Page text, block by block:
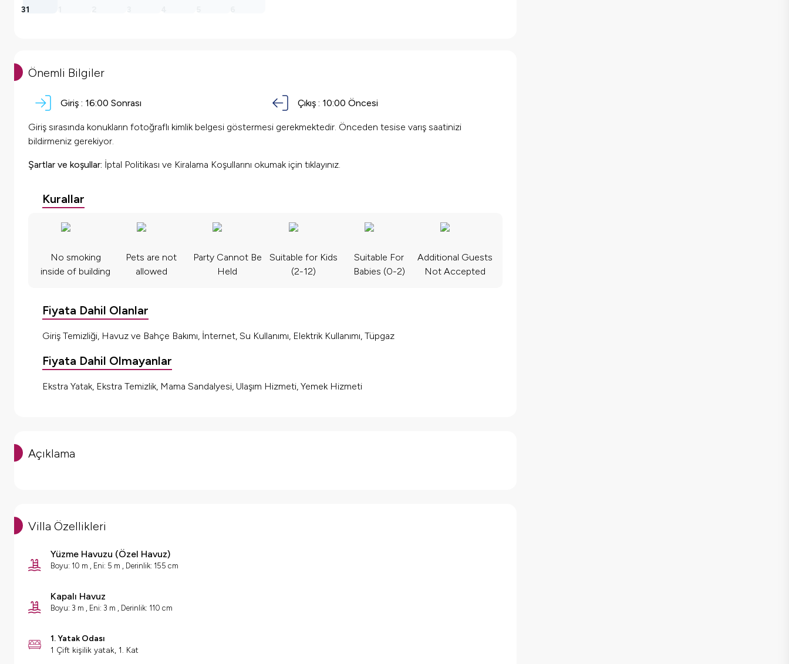
31
Önemli Bilgiler
Giriş : 16:00 Sonrası Çıkış : 10:00 Öncesi
Giriş sırasında konukların fotoğraflı kimlik belgesi göstermesi gerekmektedir. Önceden tesise varış saatinizi
bildirmeniz gerekiyor.
Şartlar ve koşullar: İptal Politikası ve Kiralama Koşullarını okumak için tıklayınız.
Kurallar
No smoking
inside of building
Pets are not
allowed
Party Cannot Be
Held
Suitable for Kids
(2-12)
Suitable For
Babies (0-2)
Additional Guests
Not Accepted
Fiyata Dahil Olanlar
Giriş Temizliği, Havuz ve Bahçe Bakımı, İnternet, Su Kullanımı, Elektrik Kullanımı, Tüpgaz
Fiyata Dahil Olmayanlar
Ekstra Yatak, Ekstra Temizlik, Mama Sandalyesi, Ulaşım Hizmeti, Yemek Hizmeti
Açıklama
Villa Özellikleri
Yüzme Havuzu (Özel Havuz)
Boyu: 10 m , Eni: 5 m , Derinlik: 155 cm
Kapalı Havuz
Boyu: 3 m , Eni: 3 m , Derinlik: 110 cm
1. Yatak Odası
1 Çift kişilik yatak, 1. Kat